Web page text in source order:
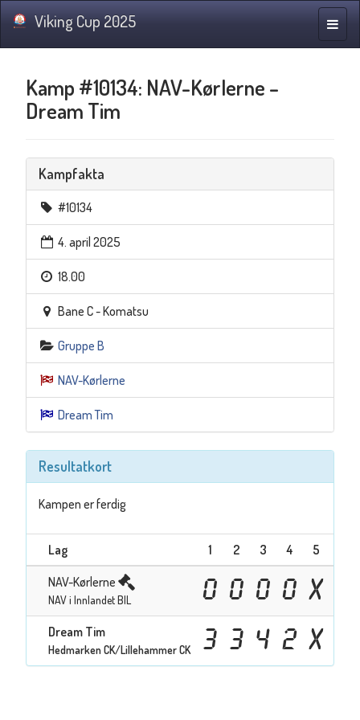
Viking Cup 2025
Kamp #10134: NAV-Kørlerne –
Dream Tim
Kampfakta
#10134
4. april 2025
18.00
Bane C - Komatsu
Gruppe B
NAV-Kørlerne
Dream Tim
Resultatkort
Kampen er ferdig
Lag 1 2 3 4 5
NAV-Kørlerne
NAV i Innlandet BIL 0 0 0 0 X
Dream Tim
Hedmarken CK/Lillehammer CK 3 3 4 2 X